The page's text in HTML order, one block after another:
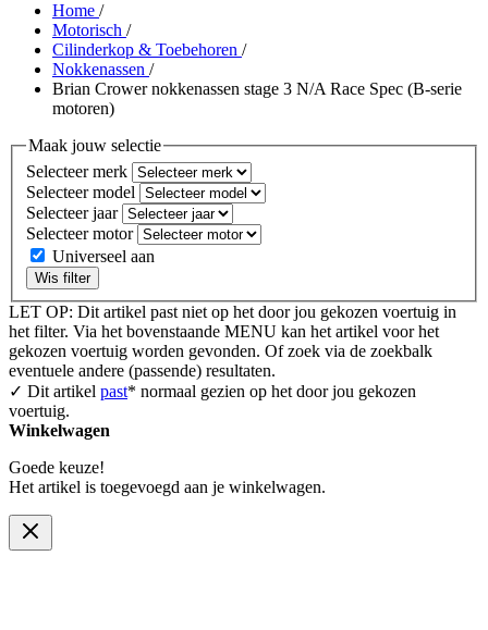
Home /
Motorisch /
Cilinderkop & Toebehoren /
Nokkenassen /
Brian Crower nokkenassen stage 3 N/A Race Spec (B-serie
motoren)
Maak jouw selectie
Selecteer merk
Selecteer model
Selecteer jaar
Selecteer motor
Universeel aan
Wis filter
LET OP: Dit artikel past niet op het door jou gekozen voertuig in
het filter. Via het bovenstaande MENU kan het artikel voor het
gekozen voertuig worden gevonden. Of zoek via de zoekbalk
eventuele andere (passende) resultaten.
✓ Dit artikel past* normaal gezien op het door jou gekozen
voertuig.
Winkelwagen
Goede keuze!
Het artikel is toegevoegd aan je winkelwagen.